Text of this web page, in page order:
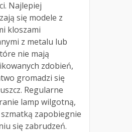
Najlepiej
się modele z
kloszami
z metalu lub
nie mają
zdobień,
gromadzi się
Regularne
lamp wilgotną,
zapobiegnie
się zabrudzeń.